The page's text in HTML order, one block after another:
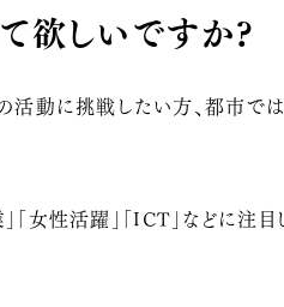
欲しいですか?
動に挑戦したい方、都市では
「女性活躍」「ICT」などに注